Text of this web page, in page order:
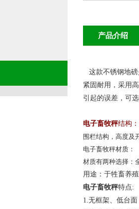
产品介绍
这款不锈钢地磅
紧固耐用，采用
引起的误差，可
电子畜牧秤结构：
围栏结构，高度及
电子畜牧秤材质：
材质有两种选择：
用途：于牲畜养
电子畜牧秤特点:
1.无框架、低台